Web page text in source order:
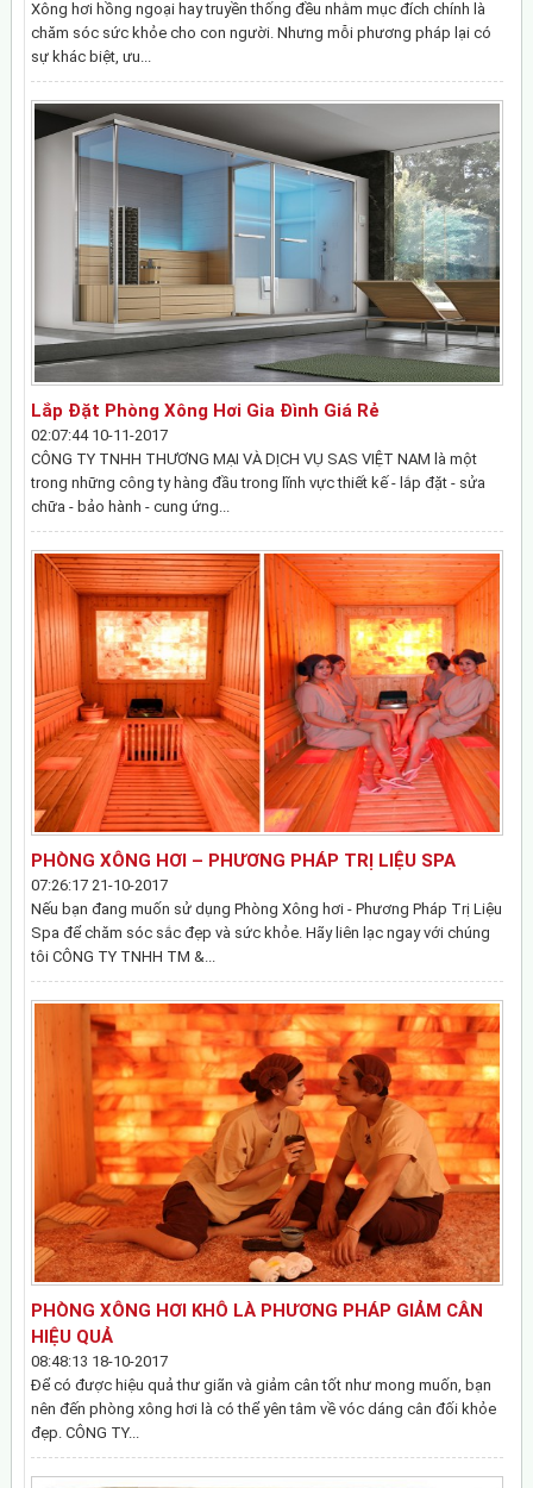
Xông hơi hồng ngoại hay truyền thống đều nhằm mục đích chính là
chăm sóc sức khỏe cho con người. Nhưng mỗi phương pháp lại có
sự khác biệt, ưu...
Lắp Đặt Phòng Xông Hơi Gia Đình Giá Rẻ
02:07:44 10-11-2017
CÔNG TY TNHH THƯƠNG MẠI VÀ DỊCH VỤ SAS VIỆT NAM là một
trong những công ty hàng đầu trong lĩnh vực thiết kế - lắp đặt - sửa
chữa - bảo hành - cung ứng...
PHÒNG XÔNG HƠI – PHƯƠNG PHÁP TRỊ LIỆU SPA
07:26:17 21-10-2017
Nếu bạn đang muốn sử dụng Phòng Xông hơi - Phương Pháp Trị Liệu
Spa để chăm sóc sắc đẹp và sức khỏe. Hãy liên lạc ngay với chúng
tôi CÔNG TY TNHH TM &...
PHÒNG XÔNG HƠI KHÔ LÀ PHƯƠNG PHÁP GIẢM CÂN
HIỆU QUẢ
08:48:13 18-10-2017
Để có được hiệu quả thư giãn và giảm cân tốt như mong muốn, bạn
nên đến phòng xông hơi là có thể yên tâm về vóc dáng cân đối khỏe
đẹp. CÔNG TY...